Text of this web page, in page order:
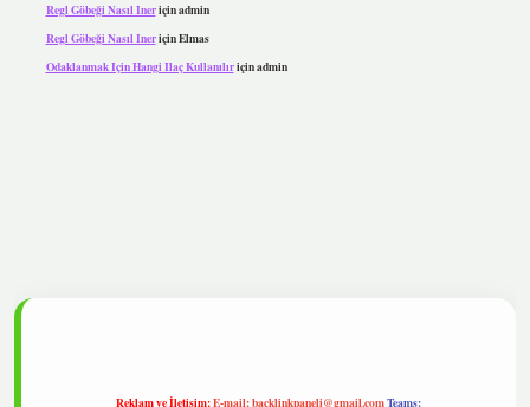
Regl Göbeği Nasıl Ineriçinadmin
Regl Göbeği Nasıl IneriçinElmas
Odaklanmak Için Hangi Ilaç Kullanılıriçinadmin
Reklam ve İletişim:E-mail:backlinkpaneli@gmail.comTeams: